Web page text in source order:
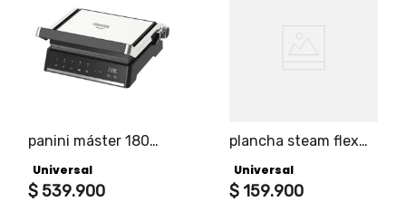
panini máster 180
apertura 180 grados,
más capacidad para
Universal
$ 539.900
plancha steam flex
retráctil es ideal para
ayudarte a mantener
Universal
$ 159.900